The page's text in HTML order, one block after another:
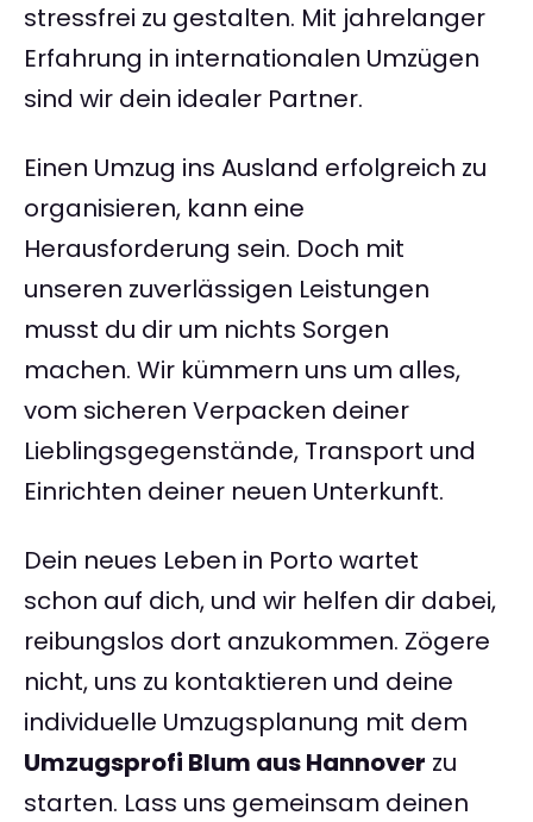
stressfrei zu gestalten. Mit jahrelanger
Erfahrung in internationalen Umzügen
sind wir dein idealer Partner.
Einen Umzug ins Ausland erfolgreich zu
organisieren, kann eine
Herausforderung sein. Doch mit
unseren zuverlässigen Leistungen
musst du dir um nichts Sorgen
machen. Wir kümmern uns um alles,
vom sicheren Verpacken deiner
Lieblingsgegenstände, Transport und
Einrichten deiner neuen Unterkunft.
Dein neues Leben in Porto wartet
schon auf dich, und wir helfen dir dabei,
reibungslos dort anzukommen. Zögere
nicht, uns zu kontaktieren und deine
individuelle Umzugsplanung mit dem
Umzugsprofi Blum aus Hannover zu
starten. Lass uns gemeinsam deinen